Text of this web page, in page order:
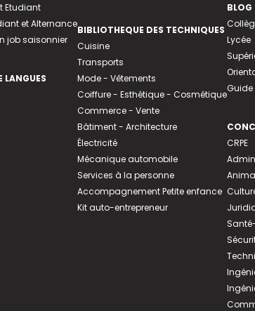
Etudiant
et Alternance
job saisonnier
LANGUES
BIBLIOTHEQUE DES TECHNIQUES
Cuisine
Transports
Mode - Vêtements
Coiffure - Esthétique - Cosmétique
Commerce - Vente
Bâtiment - Architecture
Électricité
Mécanique automobile
Services à la personne
Accompagnement Petite enfance
Kit auto-entrepreneur
BLOG
Lycée
CRPE